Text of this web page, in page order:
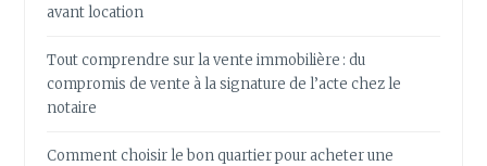
avant location
Tout comprendre sur la vente immobilière : du
compromis de vente à la signature de l’acte chez le
notaire
Comment choisir le bon quartier pour acheter une